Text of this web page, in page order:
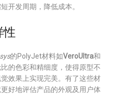
开发周期，降低成本。
性
的PolyJet材料如VeroUltra和
的色彩和精细度，使得原型不
效果上实现完美。有了这些材
好地评估产品的外观及用户体